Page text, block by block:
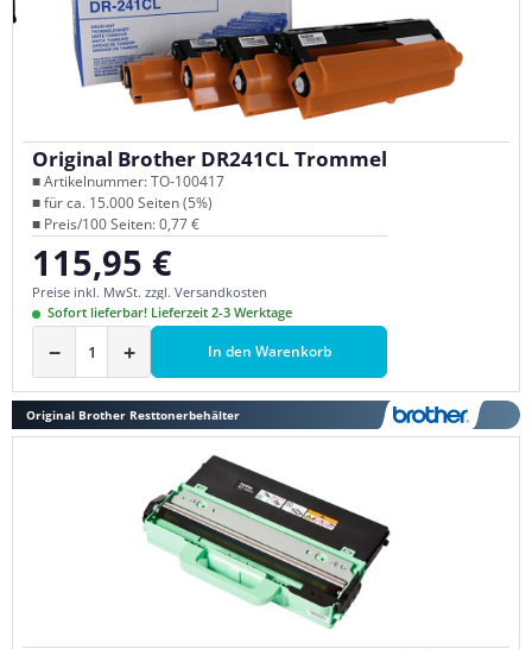
Original Brother DR241CL Trommel
■ Artikelnummer: TO-100417
■ für ca. 15.000 Seiten (5%)
■ Preis/100 Seiten: 0,77 €
Regulärer Preis:
115,95 €
Preise inkl. MwSt. zzgl. Versandkosten
Sofort lieferbar! Lieferzeit 2-3 Werktage
− + In den Warenkorb
Original Brother Resttonerbehälter